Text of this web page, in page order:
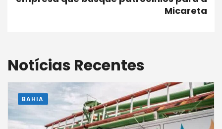
Micareta
Notícias Recentes
BAHIA